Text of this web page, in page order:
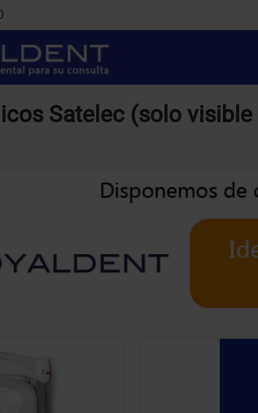
Satelec (solo visible